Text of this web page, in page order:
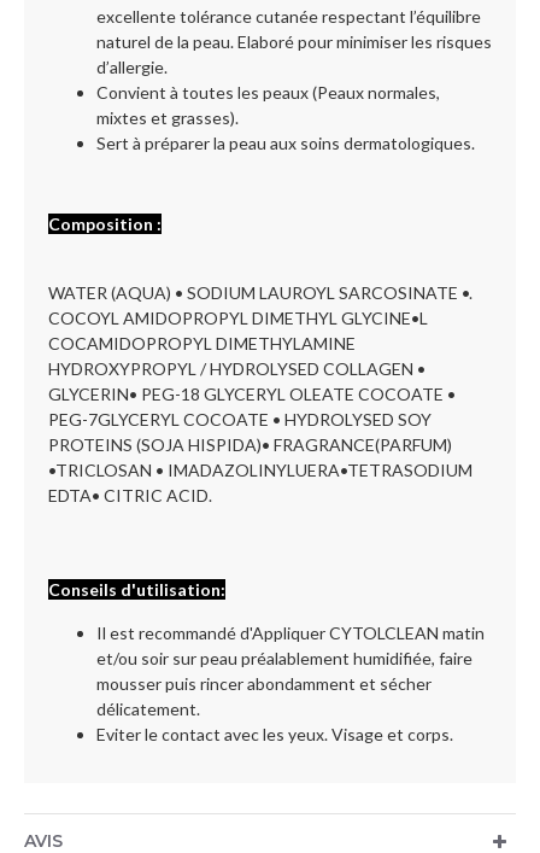
excellente tolérance cutanée respectant l’équilibre
naturel de la peau. Elaboré pour minimiser les risques
d’allergie.
Convient à toutes les peaux (Peaux normales,
mixtes et grasses).
Sert à préparer la peau aux soins dermatologiques.
Composition :
WATER (AQUA) • SODIUM LAUROYL SARCOSINATE •.
COCOYL AMIDOPROPYL DIMETHYL GLYCINE•L
COCAMIDOPROPYL DIMETHYLAMINE
HYDROXYPROPYL / HYDROLYSED COLLAGEN •
GLYCERIN• PEG-18 GLYCERYL OLEATE COCOATE •
PEG-7GLYCERYL COCOATE • HYDROLYSED SOY
PROTEINS (SOJA HISPIDA)• FRAGRANCE(PARFUM)
•TRICLOSAN • IMADAZOLINYLUERA•TETRASODIUM
EDTA• CITRIC ACID.
Conseils d'utilisation:
Il est recommandé d'Appliquer CYTOLCLEAN matin
et/ou soir sur peau préalablement humidifiée, faire
mousser puis rincer abondamment et sécher
délicatement.
Eviter le contact avec les yeux. Visage et corps.
AVIS